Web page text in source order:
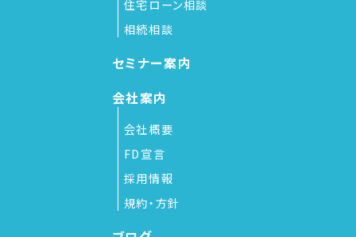
住宅ローン相談
相続相談
セミナー案内
会社案内
会社概要
FD宣言
採用情報
規約・方針